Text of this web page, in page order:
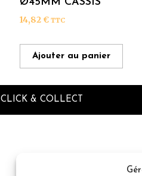
14,82 € TTC
Ajouter au panier
CLICK & COLLECT